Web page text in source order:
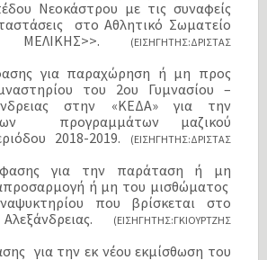
Νεοκάστρου με τις συναφείς
στο Αθλητικό Σωματείο
ΜΕΛΙΚΗΣ>>.
(ΕΙΣΗΓΗΤΗΣ:ΔΡΙΣΤΑΣ
για παραχώρηση ή μη προς
του 2ου Γυμνασίου –
στην «ΚΕΔΑ» για την
προγραμμάτων μαζικού
2018-2019.
(ΕΙΣΗΓΗΤΗΣ:ΔΡΙΣΤΑΣ
για την παράταση ή μη
ή μη του μισθώματος
που βρίσκεται στο
(ΕΙΣΗΓΗΤΗΣ:ΓΚΙΟΥΡΤΖΗΣ
για την εκ νέου εκμίσθωση του